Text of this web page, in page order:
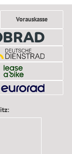
Vorauskasse